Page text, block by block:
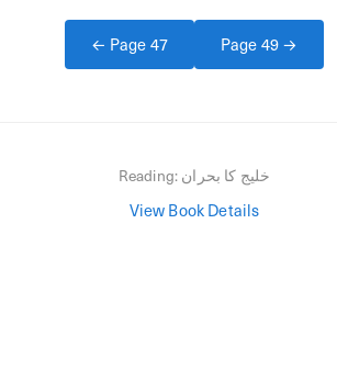
← Page47 Page49→
Reading:خلیج کا بحران
View Book Details